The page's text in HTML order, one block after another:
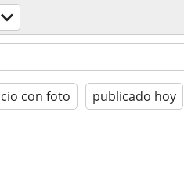
con foto publicado hoy